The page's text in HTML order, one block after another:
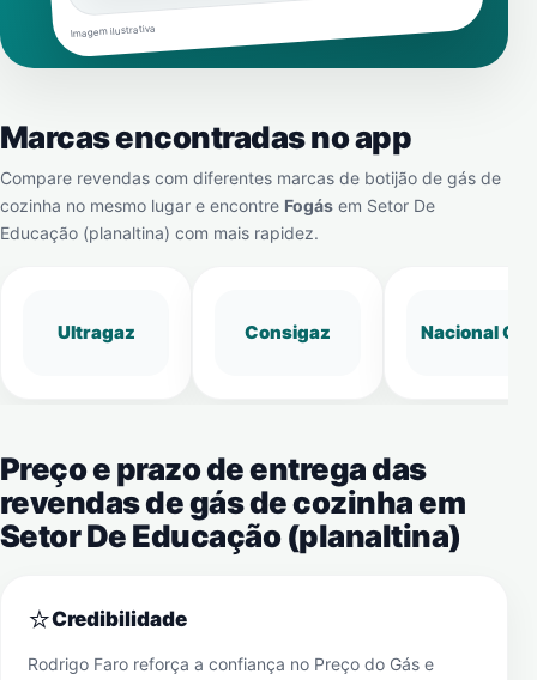
Imagem ilustrativa
Marcas encontradas no app
Compare revendas com diferentes marcas de botijão de gás de
cozinha no mesmo lugar e encontre Fogás em Setor De
Educação (planaltina) com mais rapidez.
Ultragaz Consigaz Nacional Gás
Preço e prazo de entrega das
revendas de gás de cozinha em
Setor De Educação (planaltina)
⭐Credibilidade
Rodrigo Faro reforça a confiança no Preço do Gás e